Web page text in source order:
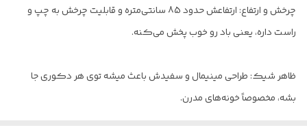
چرخش و ارتفاع: ارتفاعش حدود 85 سانتی‌متره و قابلیت چرخش به چپ و
راست داره، یعنی باد رو خوب پخش می‌کنه.
ظاهر شیک: طراحی مینیمال و سفیدش باعث میشه توی هر دکوری جا
بشه، مخصوصاً خونه‌های مدرن.